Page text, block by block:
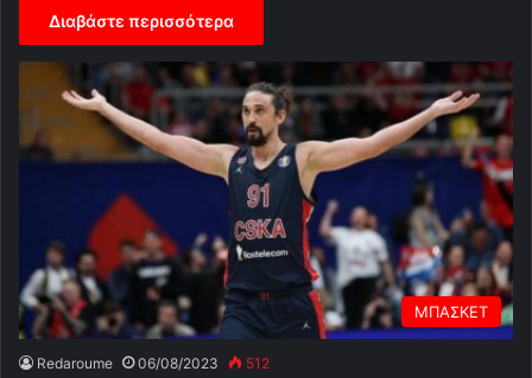
Διαβάστε περισσότερα
ΜΠΑΣΚΕΤ
Redaroume 06/08/2023 512